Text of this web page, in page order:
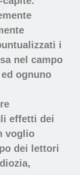
i
nel campo
ognuno
effetti dei
voglio
dei lettori